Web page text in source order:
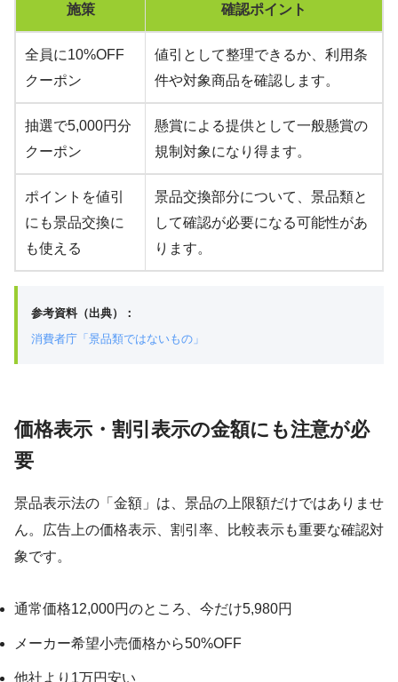
施策 確認ポイント
全員に10%OFF
クーポン
値引として整理できるか、利用条
件や対象商品を確認します。
抽選で5,000円分
クーポン
懸賞による提供として一般懸賞の
規制対象になり得ます。
ポイントを値引
にも景品交換に
も使える
景品交換部分について、景品類と
して確認が必要になる可能性があ
ります。
参考資料（出典）：
消費者庁「景品類ではないもの」
価格表示・割引表示の金額にも注意が必
要
景品表示法の「金額」は、景品の上限額だけではありませ
ん。広告上の価格表示、割引率、比較表示も重要な確認対
象です。
通常価格12,000円のところ、今だけ5,980円
メーカー希望小売価格から50%OFF
他社より1万円安い